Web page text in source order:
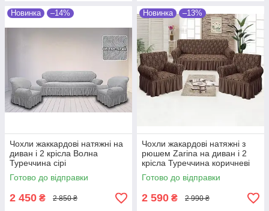
Новинка –14%
Чохли жаккардові натяжні на
диван і 2 крісла Волна
Туреччина сірі
Готово до відправки
2 450 ₴ 2 850 ₴
Новинка –13%
Чохли жакардові натяжні з
рюшем Zarina на диван і 2
крісла Туреччина коричневі
Готово до відправки
2 590 ₴ 2 990 ₴